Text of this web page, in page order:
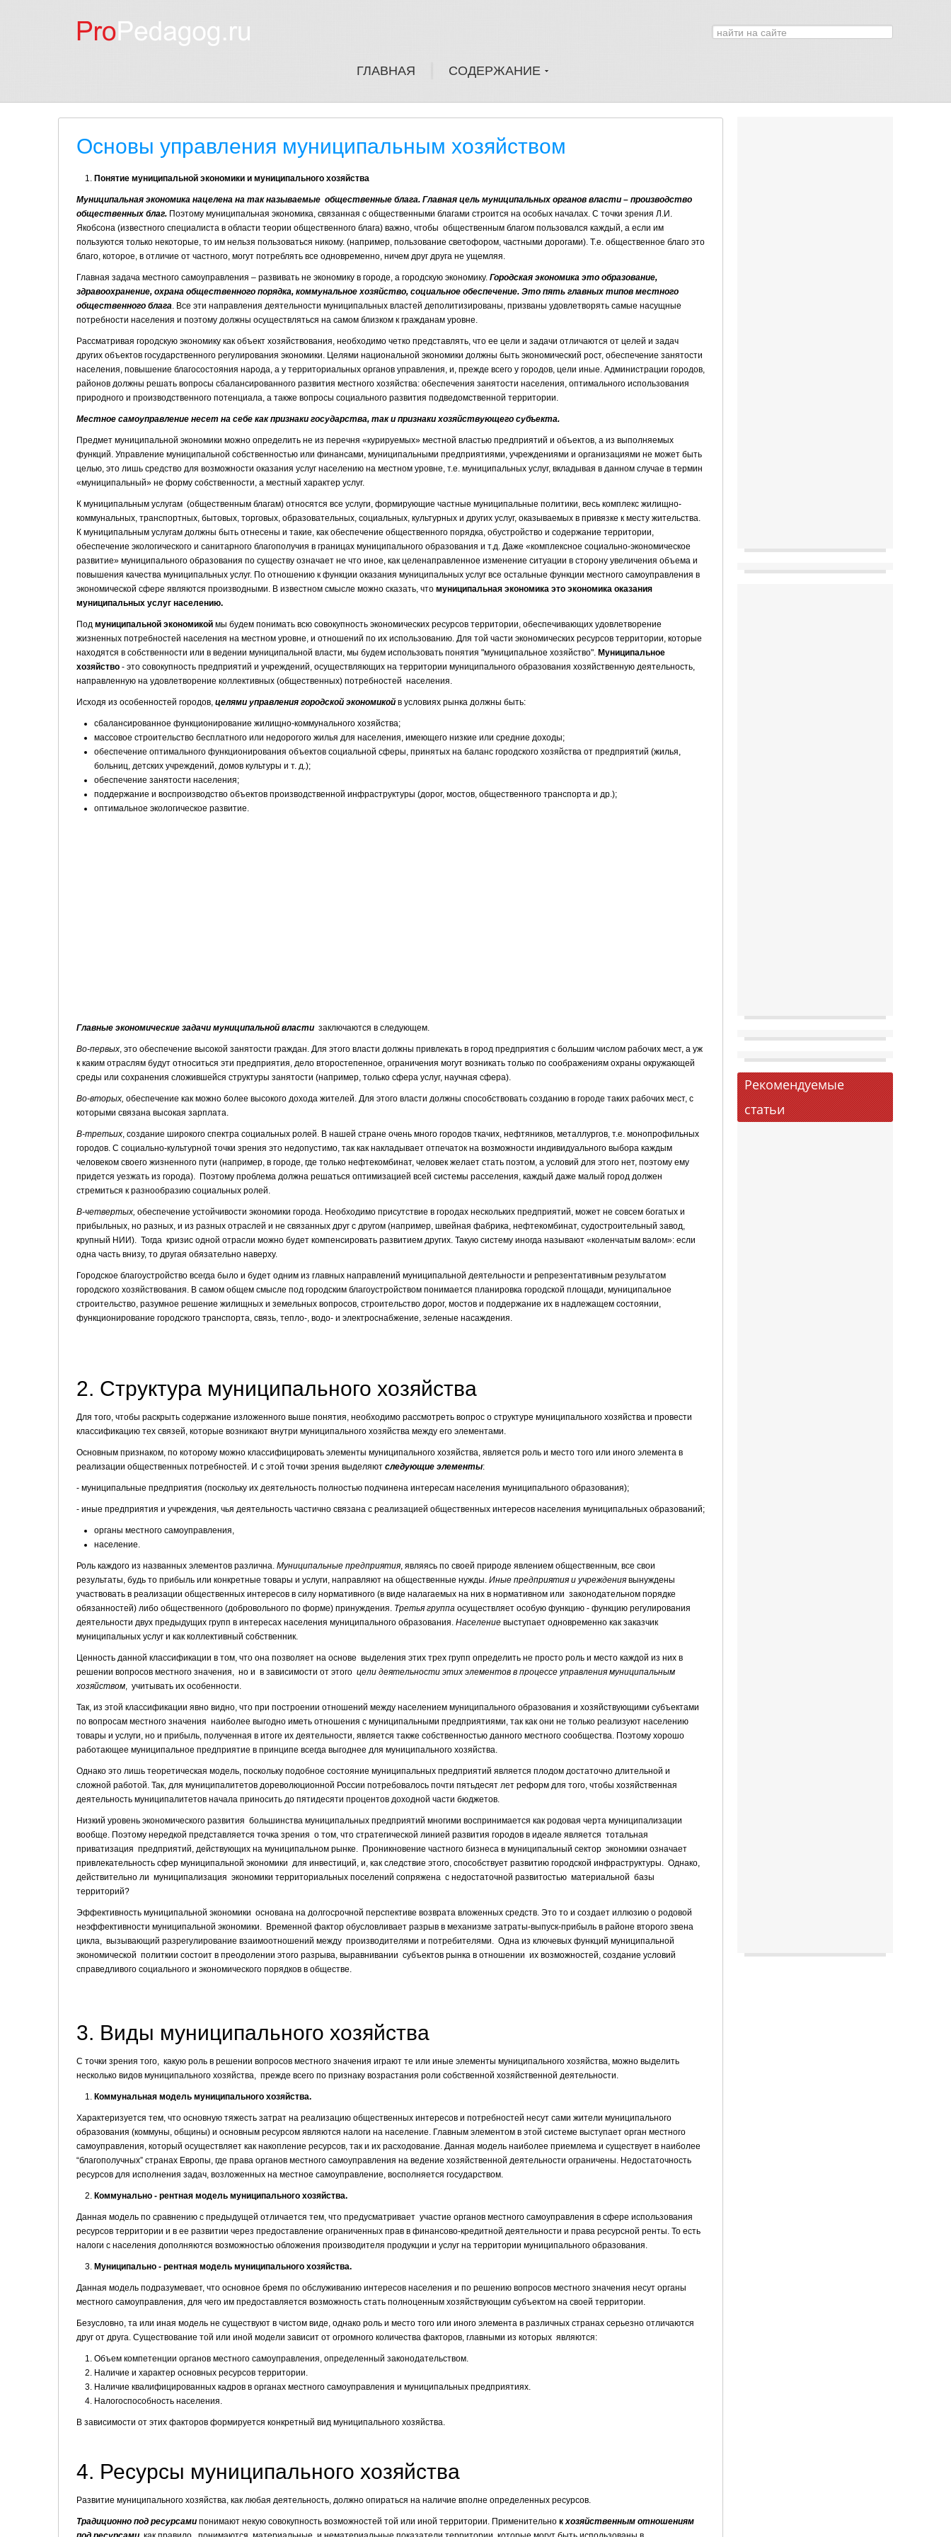
ГЛАВНАЯ СОДЕРЖАНИЕ
Основы управления муниципальным хозяйством
Понятие муниципальной экономики и муниципального хозяйства
Муниципальная экономика нацелена на так называемые общественные блага. Главная цель муниципальных органов власти – производство
общественных благ. Поэтому муниципальная экономика, связанная с общественными благами строится на особых началах. С точки зрения Л.И.
Якобсона (известного специалиста в области теории общественного блага) важно, чтобы общественным благом пользовался каждый, а если им
пользуются только некоторые, то им нельзя пользоваться никому. (например, пользование светофором, частными дорогами). Т.е. общественное благо это
благо, которое, в отличие от частного, могут потреблять все одновременно, ничем друг друга не ущемляя.
Главная задача местного самоуправления – развивать не экономику в городе, а городскую экономику. Городская экономика это образование,
здравоохранение, охрана общественного порядка, коммунальное хозяйство, социальное обеспечение. Это пять главных типов местного
общественного блага. Все эти направления деятельности муниципальных властей деполитизированы, призваны удовлетворять самые насущные
потребности населения и поэтому должны осуществляться на самом близком к гражданам уровне.
Рассматривая городскую экономику как объект хозяйствования, необходимо четко представлять, что ее цели и задачи отличаются от целей и задач
других объектов государственного регулирования экономики. Целями национальной экономики должны быть экономический рост, обеспечение занятости
населения, повышение благосостояния народа, а у территориальных органов управления, и, прежде всего у городов, цели иные. Администрации городов,
районов должны решать вопросы сбалансированного развития местного хозяйства: обеспечения занятости населения, оптимального использования
природного и производственного потенциала, а также вопросы социального развития подведомственной территории.
Местное самоуправление несет на себе как признаки государства, так и признаки хозяйствующего субъекта.
Предмет муниципальной экономики можно определить не из перечня «курируемых» местной властью предприятий и объектов, а из выполняемых
функций. Управление муниципальной собст­венностью или финансами, муниципальными предприятиями, учреждения­ми и организациями не может быть
целью, это лишь средство для возмож­ности оказания услуг населению на местном уровне, т.е. муниципальных услуг, вкладывая в данном случае в термин
«муниципальный» не форму собственности, а местный характер услуг.
К муниципальным услугам (общественным благам) отно­сятся все услуги, формирующие частные муниципальные политики, весь комплекс жилищно-
коммунальных, транспортных, бытовых, торговых, об­разовательных, социальных, культурных и других услуг, оказываемых в привязке к месту жительства.
К муниципальным услугам должны быть от­несены и такие, как обеспечение общественного порядка, обустройство и содержание территории,
обеспечение экологического и санитарного благо­получия в границах муниципального образования и т.д. Даже «комплексное социально-экономическое
развитие» муниципального образования по суще­ству означает не что иное, как целенаправленное изменение ситуации в сто­рону увеличения объема и
повышения качества муниципальных услуг. По отношению к функции оказания муниципальных услуг все остальные функции местного самоуправления в
экономической сфере являются производ­ными. В известном смысле можно сказать, что муниципальная экономика это экономика оказания
муниципальных услуг населению.
Под муниципальной экономикой мы будем понимать всю совокуп­ность экономических ресурсов территории, обеспечивающих удовлетворе­ние
жизненных потребностей населения на местном уровне, и отношений по их использованию. Для той части экономических ресурсов территории, которые
находятся в собственности или в ведении муниципальной власти, мы будем использовать понятия "муниципальное хозяйство". Муниципальное
хозяйство - это совокупность предприятий и учреждений, осуществляющих на территории муниципального образования хозяйственную деятельность,
направленную на удовлетворение коллективных (общественных) потребностей населения.
Исходя из особенностей городов, целями управления городской экономикой в условиях рынка должны быть:
сбалансированное функционирование жилищно-коммунального хозяйства;
массовое строительство бесплатного или недорогого жилья для населения, имеющего низкие или средние доходы;
обеспечение оптимального функционирования объектов социальной сферы, принятых на баланс городского хозяйства от предприятий (жилья,
больниц, детских учреждений, домов культуры и т. д.);
обеспечение занятости населения;
поддержание и воспроизводство объектов производственной инфраструктуры (дорог, мостов, общественного транспорта и др.);
оптимальное экологическое развитие.
Главные экономические задачи муниципальной власти заключаются в следующем.
Во-первых, это обеспечение высокой занятости граждан. Для этого власти должны привлекать в город предприятия с большим числом рабочих мест, а уж
к каким отраслям будут относиться эти предприятия, дело второстепенное, ограничения могут возникать только по соображениям охраны окружающей
среды или сохранения сложившейся структуры занятости (например, только сфера услуг, научная сфера).
Во-вторых, обеспечение как можно более высокого дохода жителей. Для этого власти должны способствовать созданию в городе таких рабочих мест, с
которыми связана высокая зарплата.
В-третьих, создание широкого спектра социальных ролей. В нашей стране очень много городов ткачих, нефтяников, металлургов, т.е. монопрофильных
городов. С социально-культурной точки зрения это недопустимо, так как накладывает отпечаток на возможности индивидуального выбора каждым
человеком своего жизненного пути (например, в городе, где только нефтекомбинат, человек желает стать поэтом, а условий для этого нет, поэтому ему
придется уезжать из города). Поэтому проблема должна решаться оптимизацией всей системы расселения, каждый даже малый город должен
стремиться к разнообразию социальных ролей.
В-четвертых, обеспечение устойчивости экономики города. Необходимо присутствие в городах нескольких предприятий, может не совсем богатых и
прибыльных, но разных, и из разных отраслей и не связанных друг с другом (например, швейная фабрика, нефтекомбинат, судостроительный завод,
крупный НИИ). Тогда кризис одной отрасли можно будет компенсировать развитием других. Такую систему иногда называют «коленчатым валом»: если
одна часть внизу, то другая обязательно наверху.
Городское благоустройство всегда было и будет одним из главных направлений муниципальной деятельности и репрезентативным результатом
городского хозяйствования. В самом общем смысле под городским благоустройством понимается планировка городской площади, муниципальное
строительство, разумное решение жилищных и земельных вопросов, строительство дорог, мостов и поддержание их в надлежащем состоянии,
функционирование городского транспорта, связь, тепло-, водо- и электроснабжение, зеленые насаждения.
2. Структура муниципального хозяйства
Для того, чтобы раскрыть содержание изложенного выше понятия, необходимо рассмотреть вопрос о структуре муниципального хозяйства и провести
классификацию тех связей, которые возникают внутри муниципального хозяйства между его элементами.
Основным признаком, по которому можно классифицировать элементы муниципального хозяйства, является роль и место того или иного элемента в
реализации общественных потребностей. И с этой точки зрения выделяют следующие элементы:
- муниципальные предприятия (поскольку их деятельность полностью подчинена интересам населения муниципального образования);
- иные предприятия и учреждения, чья деятельность частично связана с реализацией общественных интересов населения муниципальных образований;
органы местного самоуправления,
население.
Роль каждого из названных элементов различна. Муниципальные предприятия, являясь по своей природе явлением общественным, все свои
результаты, будь то прибыль или конкретные товары и услуги, направляют на общественные нужды. Иные предприятия и учреждения вынуждены
участвовать в реализации общественных интересов в силу нормативного (в виде налагаемых на них в нормативном или законодательном порядке
обязанностей) либо общественного (добровольного по форме) принуждения. Третья группа осуществляет особую функцию - функцию регулирования
деятельности двух предыдущих групп в интересах населения муниципального образования. Население выступает одновременно как заказчик
муниципальных услуг и как коллективный собственник.
Ценность данной классификации в том, что она позволяет на основе выделения этих трех групп определить не просто роль и место каждой из них в
решении вопросов местного значения, но и в зависимости от этого цели деятельности этих элементов в процессе управления муниципальным
хозяйством, учитывать их особенности.
Так, из этой классификации явно видно, что при построении отношений между населением муниципального образования и хозяйствующими субъектами
по вопросам местного значения наиболее выгодно иметь отношения с муниципальными предприятиями, так как они не только реализуют населению
товары и услуги, но и прибыль, полученная в итоге их деятельности, является также собственностью данного местного сообщества. Поэтому хорошо
работающее муниципальное предприятие в принципе всегда выгоднее для муниципального хозяйства.
Однако это лишь теоретическая модель, поскольку подобное состояние муниципальных предприятий является плодом достаточно длительной и
сложной работой. Так, для муниципалитетов дореволюционной России потребовалось почти пятьдесят лет реформ для того, чтобы хозяйственная
деятельность муниципалитетов начала приносить до пятидесяти процентов доходной части бюджетов.
Низкий уровень экономического развития большинства муниципальных предприятий многими воспринимается как родовая черта муниципализации
вообще. Поэтому нередкой представляется точка зрения о том, что стратегической линией развития городов в идеале является тотальная
приватизация предприятий, действующих на муниципальном рынке. Проникновение частного бизнеса в муниципальный сектор экономики означает
привлекательность сфер муниципальной экономики для инвестиций, и, как следствие этого, способствует развитию городской инфраструктуры. Однако,
действительно ли муниципализация экономики территориальных поселений сопряжена с недостаточной развитостью материальной базы
территорий?
Эффективность муниципальной экономики основана на долгосрочной перспективе возврата вложенных средств. Это то и создает иллюзию о родовой
неэффективности муниципальной экономики. Временной фактор обусловливает разрыв в механизме затраты-выпуск-прибыль в районе второго звена
цикла, вызывающий разрегулирование взаимоотношений между производителями и потребителями. Одна из ключевых функций муниципальной
экономической политкии состоит в преодолении этого разрыва, выравнивании субъектов рынка в отношении их возможностей, создание условий
справедливого социального и экономического порядков в обществе.
3. Виды муниципального хозяйства
С точки зрения того, какую роль в решении вопросов местного значения играют те или иные элементы муниципального хозяйства, можно выделить
несколько видов муниципального хозяйства, прежде всего по признаку возрастания роли собственной хозяйственной деятельности.
Коммунальная модель муниципального хозяйства.
Характеризуется тем, что основную тяжесть затрат на реализацию общественных интересов и потребностей несут сами жители муниципального
образования (коммуны, общины) и основным ресурсом являются налоги на население. Главным элементом в этой системе выступает орган местного
самоуправления, который осуществляет как накопление ресурсов, так и их расходование. Данная модель наиболее приемлема и существует в наиболее
“благополучных” странах Европы, где права органов местного самоуправления на ведение хозяйственной деятельности ограничены. Недостаточность
ресурсов для исполнения задач, возложенных на местное самоуправление, восполняется государством.
Коммунально - рентная модель муниципального хозяйства.
Данная модель по сравнению с предыдущей отличается тем, что предусматривает участие органов местного самоуправления в сфере использования
ресурсов территории и в ее развитии через предоставление ограниченных прав в финансово-кредитной деятельности и права ресурсной ренты. То есть
налоги с населения дополняются возможностью обложения производителя продукции и услуг на территории муниципального образования.
Муниципально - рентная модель муниципального хозяйства.
Данная модель подразумевает, что основное бремя по обслуживанию интересов населения и по решению вопросов местного значения несут органы
местного самоуправления, для чего им предоставляется возможность стать полноценным хозяйствующим субъектом на своей территории.
Безусловно, та или иная модель не существуют в чистом виде, однако роль и место того или иного элемента в различных странах серьезно отличаются
друг от друга. Существование той или иной модели зависит от огромного количества факторов, главными из которых являются:
Объем компетенции органов местного самоуправления, определенный законодательством.
Наличие и характер основных ресурсов территории.
Наличие квалифицированных кадров в органах местного самоуправления и муниципальных предприятиях.
Налогоспособность населения.
В зависимости от этих факторов формируется конкретный вид муниципального хозяйства.
4. Ресурсы муниципального хозяйства
Развитие муниципального хозяйства, как любая деятельность, должно опираться на наличие вполне определенных ресурсов.
Традиционно под ресурсами понимают некую совокупность возможностей той или иной территории. Применительно кхозяйственным отношениям
Рекомендуемые
статьи